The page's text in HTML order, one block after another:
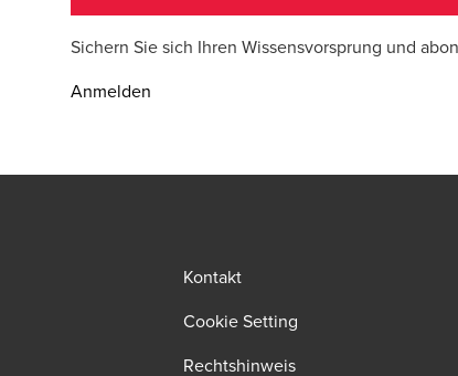
Sichern Sie sich Ihren Wissensvorsprung und
Anmelden
Kontakt
Cookie Setting
Rechtshinweis